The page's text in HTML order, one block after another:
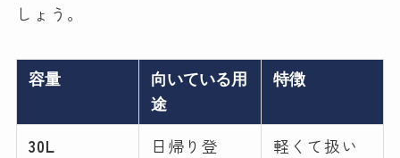
しょう。
容量
向いている用
途
特徴
30L
日帰り登
軽くて扱い